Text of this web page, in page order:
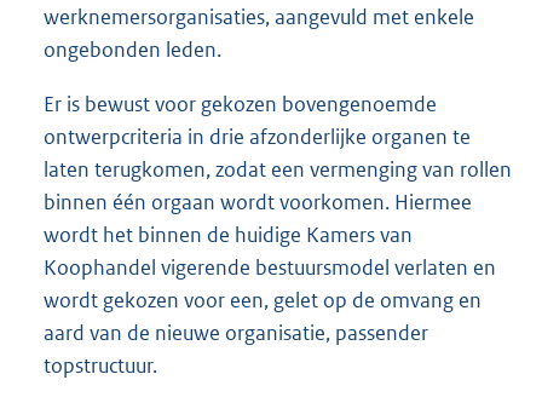
werknemersorganisaties, aangevuld met enkele
ongebonden leden.
Er is bewust voor gekozen bovengenoemde
ontwerpcriteria in drie afzonderlijke organen te
laten terugkomen, zodat een vermenging van rollen
binnen één orgaan wordt voorkomen. Hiermee
wordt het binnen de huidige Kamers van
Koophandel vigerende bestuursmodel verlaten en
wordt gekozen voor een, gelet op de omvang en
aard van de nieuwe organisatie, passender
topstructuur.